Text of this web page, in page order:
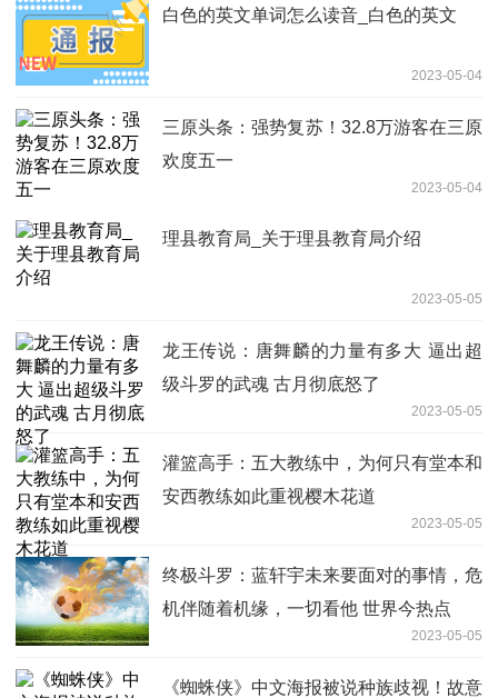
白色的英文单词怎么读音_白色的英文
2023-05-04
三原头条：强势复苏！32.8万游客在三原
欢度五一
2023-05-04
理县教育局_关于理县教育局介绍
2023-05-05
龙王传说：唐舞麟的力量有多大 逼出超
级斗罗的武魂 古月彻底怒了
2023-05-05
灌篮高手：五大教练中，为何只有堂本和
安西教练如此重视樱木花道
2023-05-05
终极斗罗：蓝轩宇未来要面对的事情，危
机伴随着机缘，一切看他 世界今热点
2023-05-05
《蜘蛛侠》中文海报被说种族歧视！故意